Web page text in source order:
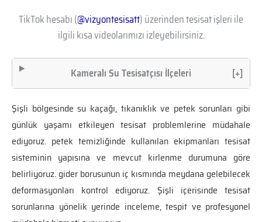
TikTok hesabı (@vizyontesisatt) üzerinden tesisat işleri ile
ilgili kısa videolarımızı izleyebilirsiniz.
Kameralı Su Tesisatçısı İlçeleri [+]
Şişli bölgesinde su kaçağı, tıkanıklık ve petek sorunları gibi
günlük yaşamı etkileyen tesisat problemlerine müdahale
ediyoruz. petek temizliğinde kullanılan ekipmanları tesisat
sisteminin yapısına ve mevcut kirlenme durumuna göre
belirliyoruz. gider borusunun iç kısmında meydana gelebilecek
deformasyonları kontrol ediyoruz. Şişli içerisinde tesisat
sorunlarına yönelik yerinde inceleme, tespit ve profesyonel